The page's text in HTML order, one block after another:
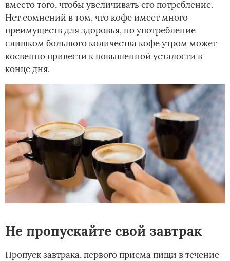
вместо того, чтобы увеличивать его потребление.
Нет сомнений в том, что кофе имеет много
преимуществ для здоровья, но употребление
слишком большого количества кофе утром может
косвенно привести к повышенной усталости в
конце дня.
Не пропускайте свой завтрак
Пропуск завтрака, первого приема пищи в течение